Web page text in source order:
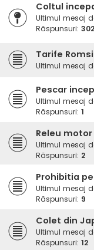
Coltul
Ultimul mesaj
Răspunsuri: 302
Tarife
Ultimul mesaj
Pescar
Ultimul mesaj
Răspunsuri: 1
Releu
Ultimul mesaj
Răspunsuri: 2
Prohibitia
Ultimul mesaj
Răspunsuri: 9
Colet din
Ultimul mesaj
Răspunsuri: 12